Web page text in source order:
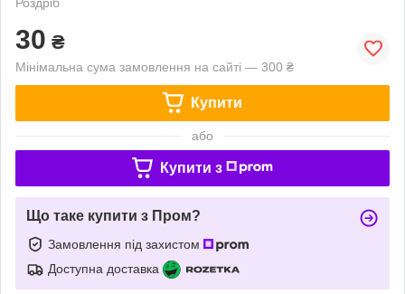
30 ₴
Мінімальна сума замовлення на сайті — 300 ₴
Купити
або
Купити з
Що таке купити з Пром?
Замовлення під захистом
Доступна доставка